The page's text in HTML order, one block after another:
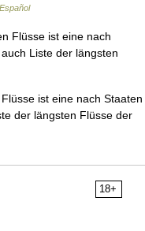
Flüsse ist eine nach
Liste der längsten
ist eine nach Staaten
der längsten Flüsse der
18+